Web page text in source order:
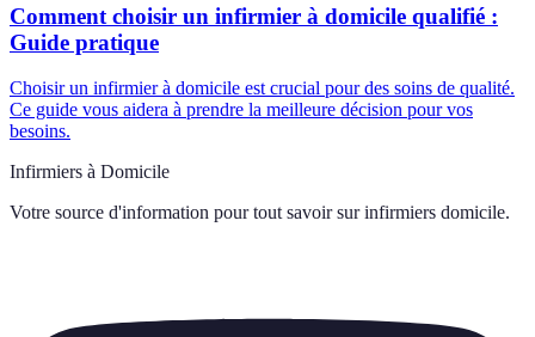
Comment choisir un infirmier à domicile qualifié :
Guide pratique
Choisir un infirmier à domicile est crucial pour des soins de qualité.
Ce guide vous aidera à prendre la meilleure décision pour vos
besoins.
Infirmiers à Domicile
Votre source d'information pour tout savoir sur infirmiers domicile.